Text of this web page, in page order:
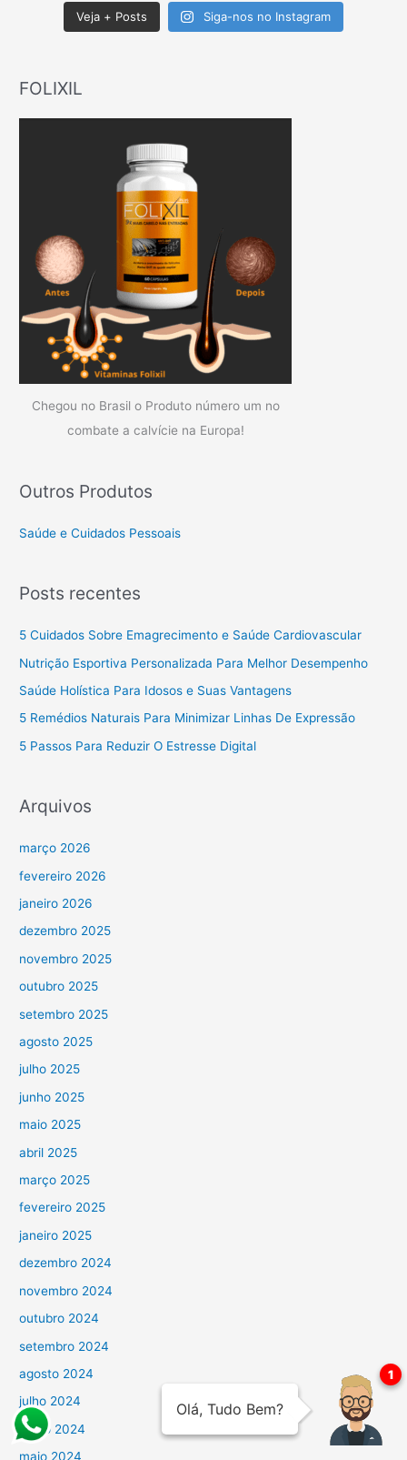
Veja + Posts Siga-nos no Instagram
FOLIXIL
Chegou no Brasil o Produto número um no
combate a calvície na Europa!
Outros Produtos
Saúde e Cuidados Pessoais
Posts recentes
5 Cuidados Sobre Emagrecimento e Saúde Cardiovascular
Nutrição Esportiva Personalizada Para Melhor Desempenho
Saúde Holística Para Idosos e Suas Vantagens
5 Remédios Naturais Para Minimizar Linhas De Expressão
5 Passos Para Reduzir O Estresse Digital
Arquivos
março 2026
fevereiro 2026
janeiro 2026
dezembro 2025
novembro 2025
outubro 2025
setembro 2025
agosto 2025
julho 2025
junho 2025
maio 2025
abril 2025
março 2025
fevereiro 2025
janeiro 2025
dezembro 2024
novembro 2024
outubro 2024
setembro 2024
agosto 2024
julho 2024
junho 2024
maio 2024